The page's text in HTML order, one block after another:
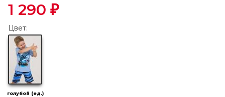
1 290 ₽
Цвет:
голубой (ед.)